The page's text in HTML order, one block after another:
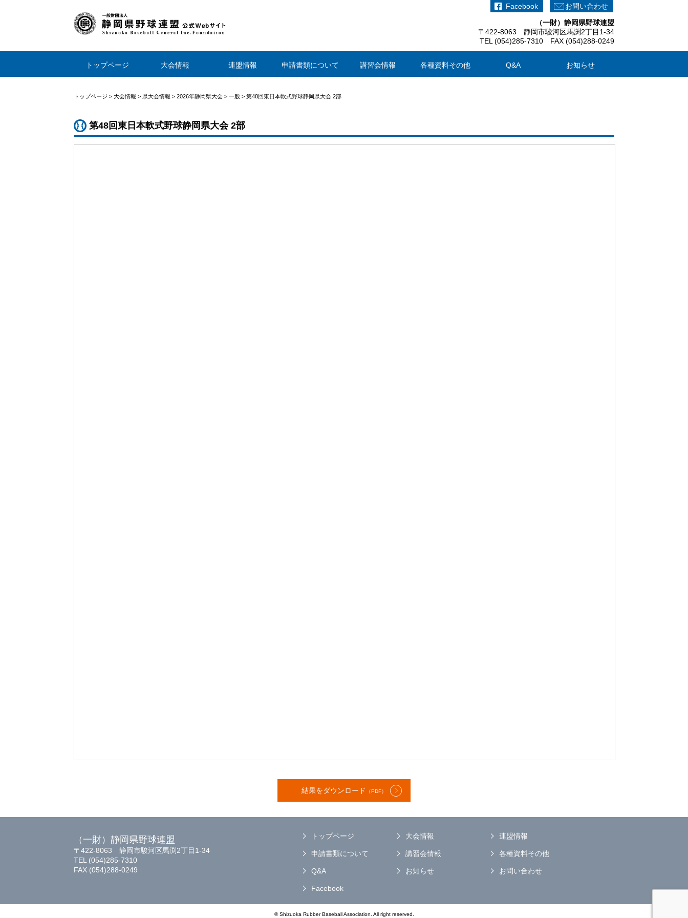
Facebook
お問い合わせ
（一財）静岡県野球連盟
〒422-8063 静岡市駿河区馬渕2丁目1-34
TEL (054)285-7310 FAX (054)288-0249
トップページ 大会情報 連盟情報 申請書類について 講習会情報 各種資料その他 Q&A お知らせ
トップページ > 大会情報 > 県大会情報 > 2026年静岡県大会 > 一般 > 第48回東日本軟式野球静岡県大会 2部
第48回東日本軟式野球静岡県大会 2部
結果をダウンロード （PDF）
（一財）静岡県野球連盟
〒422-8063 静岡市駿河区馬渕2丁目1-34
TEL (054)285-7310
FAX (054)288-0249
トップページ 大会情報 連盟情報
申請書類について 講習会情報 各種資料その他
Q&A お知らせ お問い合わせ
Facebook
© Shizuoka Rubber Baseball Association. All right reserved.